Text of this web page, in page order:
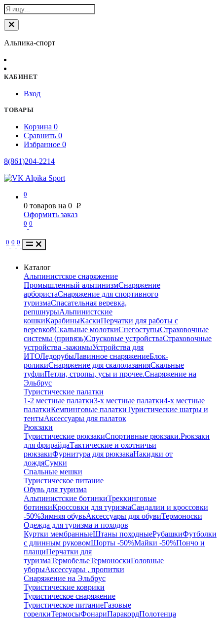
Альпика-спорт
КАБИНЕТ
Вход
ТОВАРЫ
Корзина 0
Сравнить 0
Избранное 0
8(861)204-2214
0
0 товаров на 0 p
Оформить заказ
0 0
0 0 0
Каталог
Альпинистское снаряжение
Промышленный альпинизмСнаряжение
арбористаСнаряжение для спортивного
туризмаСпасательная веревка,
репшнурыАльпинистские
кошкиКарабиныКаскиПерчатки для работы с
веревкойСкальные молоткиСнегоступыСтраховочные
системы (привязь)Спусковые устройстваСтраховочные
устройства -зажимыУстройства для
ИТОЛедорубыЛавинное снаряжениеБлок-
роликиСнаряжение для скалолазанияСкальные
туфлиПетли, стропы, усы и прочее.Снаряжение на
Эльбрус
Туристические палатки
1-2 местные палатки3-х местные палатки4-х местные
палаткиКемпинговые палаткиТуристические шатры и
тентыАксессуары для палаток
Рюкзаки
Туристические рюкзакиСпортивные рюкзаки.Рюкзаки
для фрирайдаТактические и охотничьи
рюкзакиФурнитура для рюкзакаНакидки от
дождяСумки
Спальные мешки
Туристическое питание
Обувь для туризма
Альпинистские ботинкиТреккинговые
ботинкиКроссовки для туризмаСандалии и кроссовки
-50%Зимняя обувьАксессуары для обувиТермоноски
Одежда для туризма и походов
Куртки мембранныеШтаны походныеРубашкиФутболки
с длинным руковомШорты -50%Майки -50%Пончо и
плащиПерчатки для
туризмаТермобельеТермоноскиГоловные
уборыАксессуары , пропитки
Снаряжение на Эльбрус
Туристические коврики
Туристическое снаряжение
Туристическое питаниеГазовые
горелкиТермосыФонариПаракордПолотенца